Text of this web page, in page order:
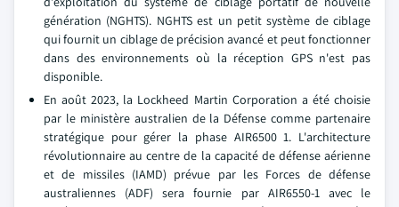
génération (NGHTS). NGHTS est un petit système de ciblage
qui fournit un ciblage de précision avancé et peut fonctionner
dans des environnements où la réception GPS n'est pas
disponible.
En août 2023, la Lockheed Martin Corporation a été choisie
par le ministère australien de la Défense comme partenaire
stratégique pour gérer la phase AIR6500 1. L'architecture
révolutionnaire au centre de la capacité de défense aérienne
et de missiles (IAMD) prévue par les Forces de défense
australiennes (ADF) sera fournie par AIR6550-1 avec le